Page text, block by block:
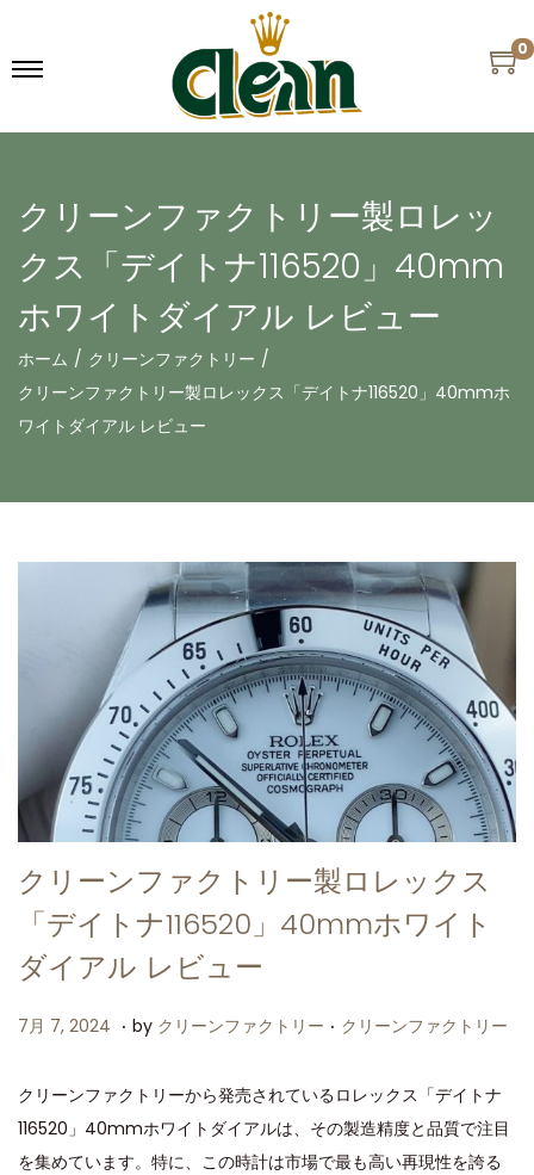
0
クリーンファクトリー製ロレッ
クス「デイトナ116520」40mm
ホワイトダイアル レビュー
ホーム / クリーンファクトリー /
クリーンファクトリー製ロレックス「デイトナ116520」40mmホ
ワイトダイアル レビュー
クリーンファクトリー製ロレックス
「デイトナ116520」40mmホワイト
ダイアル レビュー
P
s
t
e
7月 7, 2024 7
7
,
2
. by クリーンファクトリー . P
s
t
e
クリーンファクトリー
クリーンファクトリーから発売されているロレックス「デイトナ
116520」40mmホワイトダイアルは、その製造精度と品質で注目
を集めています。特に、この時計は市場で最も高い再現性を誇る